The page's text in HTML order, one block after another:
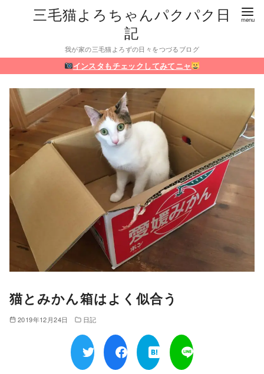
三毛猫よろちゃんパクパク日
記
我が家の三毛猫よろずの日々をつづるブログ
インスタもチェックしてみてニャ
猫とみかん箱はよく似合う
2019年12月24日 日記